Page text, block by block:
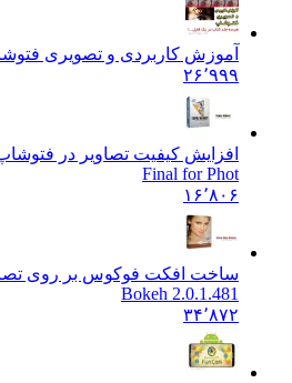
آموزش کاربردی و تصویری فتوشاپ
۲۶٬۹۹۹
افزایش کیفیت تصاویر در فتوشاپ
Final for Phot
۱۶٬۸۰۶
ساخت افکت فوکوس بر روی تصاویر
Bokeh 2.0.1.481
۳۴٬۸۷۲